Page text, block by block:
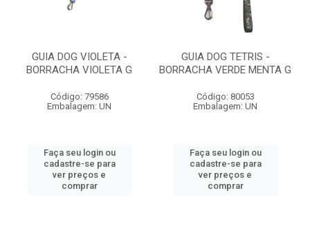
GUIA DOG VIOLETA -
BORRACHA VIOLETA G
Código: 79586
Embalagem: UN
Faça seu login ou
cadastre-se para
ver preços e
comprar
GUIA DOG TETRIS -
BORRACHA VERDE MENTA G
Código: 80053
Embalagem: UN
Faça seu login ou
cadastre-se para
ver preços e
comprar